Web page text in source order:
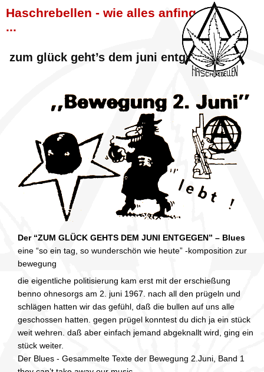
Haschrebellen - wie alles anfing
...
zum glück geht’s dem juni entgegen
Der “ZUM GLÜCK GEHTS DEM JUNI ENTGEGEN” – Blues
eine “so ein tag, so wunderschön wie heute” -komposition zur
bewegung
die eigentliche politisierung kam erst mit der erschießung
benno ohnesorgs am 2. juni 1967. nach all den prügeln und
schlägen hatten wir das gefühl, daß die bullen auf uns alle
geschossen hatten. gegen prügel konntest du dich ja ein stück
weit wehren. daß aber einfach jemand abgeknallt wird, ging ein
stück weiter.
Der Blues - Gesammelte Texte der Bewegung 2.Juni, Band 1